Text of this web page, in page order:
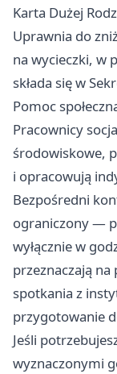
Karta Dużej
Uprawnia do
na wycieczki, w
składa się w
Pomoc
Pracownicy
środowiskowe,
i opracowują
Bezpośredni
ograniczony —
wyłącznie w
przeznaczają
spotkania z
przygotowanie
Jeśli
wyznaczonymi